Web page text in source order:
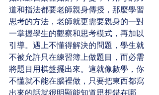
道和指法都要老師親身傳授，那麼學習
思考的方法，老師就更需要親身的一對
一掌握學生的觀察和思考模式，再加以
引導。遇上不懂得解決的問題，學生就
不被允許只在練習簿上做題目，而必需
將題目用棋盤擺出來。這就像數學，你
不懂就不能在腦裡做，只要把東西都寫
出來的話就很明顯能知道思想錯在哪